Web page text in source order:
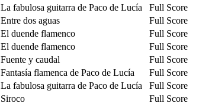
La fabulosa guitarra de Paco de Lucía
Full Score
Entre dos aguas
Full Score
El duende flamenco
Full Score
El duende flamenco
Full Score
Fuente y caudal
Full Score
Fantasía flamenca de Paco de Lucía
Full Score
La fabulosa guitarra de Paco de Lucía
Full Score
Siroco
Full Score